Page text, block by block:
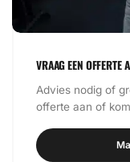
VRAAG EEN OFFERTE
Advies nodig of
offerte aan of